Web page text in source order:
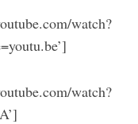
watch?
watch?